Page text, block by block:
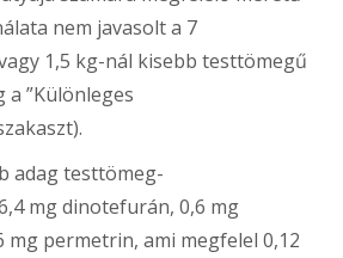
nem javasolt a 7
1,5 kg-nál kisebb testtömegű
a ”Különleges
adag testtömeg-
mg dinotefurán, 0,6 mg
mg permetrin, ami megfelel 0,12